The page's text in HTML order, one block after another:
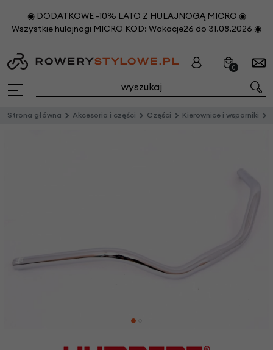
◉ DODATKOWE -10% LATO Z HULAJNOGĄ MICRO ◉
Wszystkie hulajnogi MICRO KOD: Wakacje26 do 31.08.2026 ◉
0
Strona główna Akcesoria i części Części Kierownice i wsporniki